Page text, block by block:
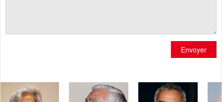
Envoyer